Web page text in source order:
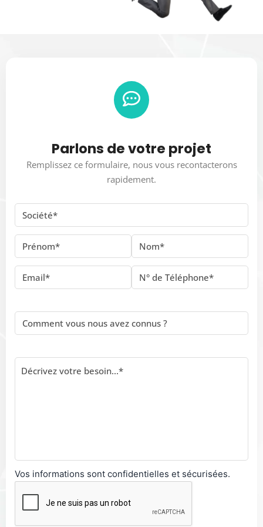
Parlons de votre projet
Remplissez ce formulaire, nous vous recontacterons
rapidement.
Vos informations sont confidentielles et sécurisées.